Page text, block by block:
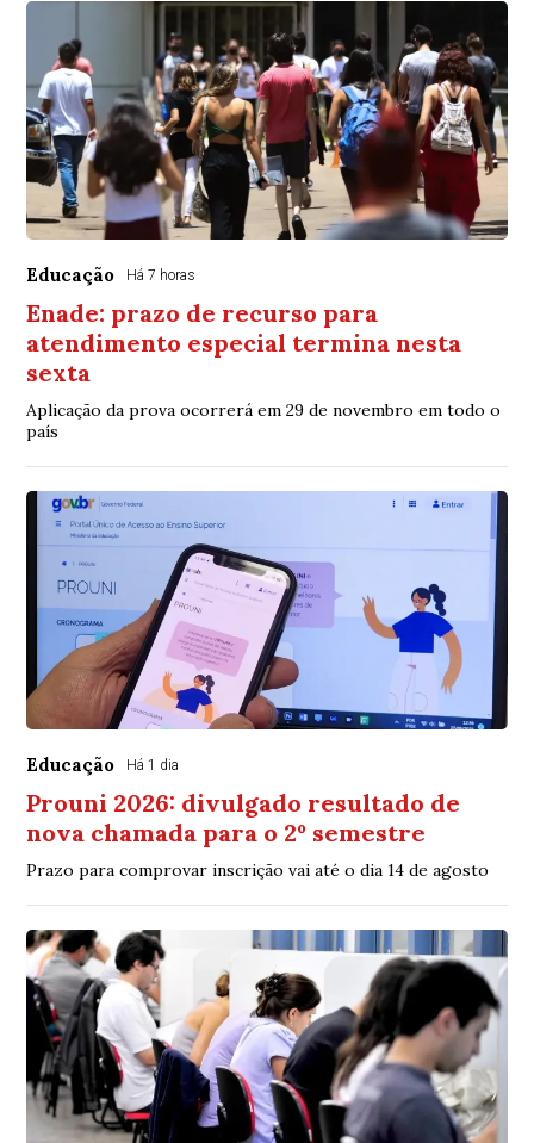
Educação Há 7 horas
Enade: prazo de recurso para
atendimento especial termina nesta
sexta
Aplicação da prova ocorrerá em 29 de novembro em todo o
país
Educação Há 1 dia
Prouni 2026: divulgado resultado de
nova chamada para o 2º semestre
Prazo para comprovar inscrição vai até o dia 14 de agosto